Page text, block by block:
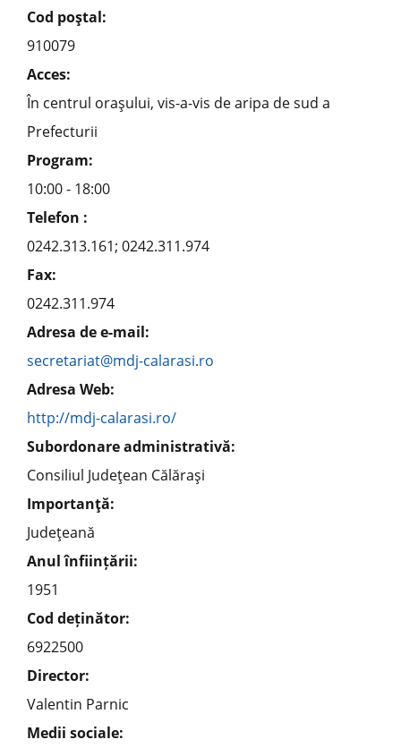
Cod poştal:
910079
Acces:
În centrul oraşului, vis-a-vis de aripa de sud a
Prefecturii
Program:
10:00 - 18:00
Telefon :
0242.313.161; 0242.311.974
Fax:
0242.311.974
Adresa de e-mail:
secretariat@mdj-calarasi.ro
Adresa Web:
http://mdj-calarasi.ro/
Subordonare administrativă:
Consiliul Judeţean Călăraşi
Importanţă:
Judeţeană
Anul înființării:
1951
Cod deținător:
6922500
Director:
Valentin Parnic
Medii sociale: